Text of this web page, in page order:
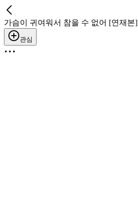
가슴이 귀여워서 참을 수 없어 [연재본]
관심